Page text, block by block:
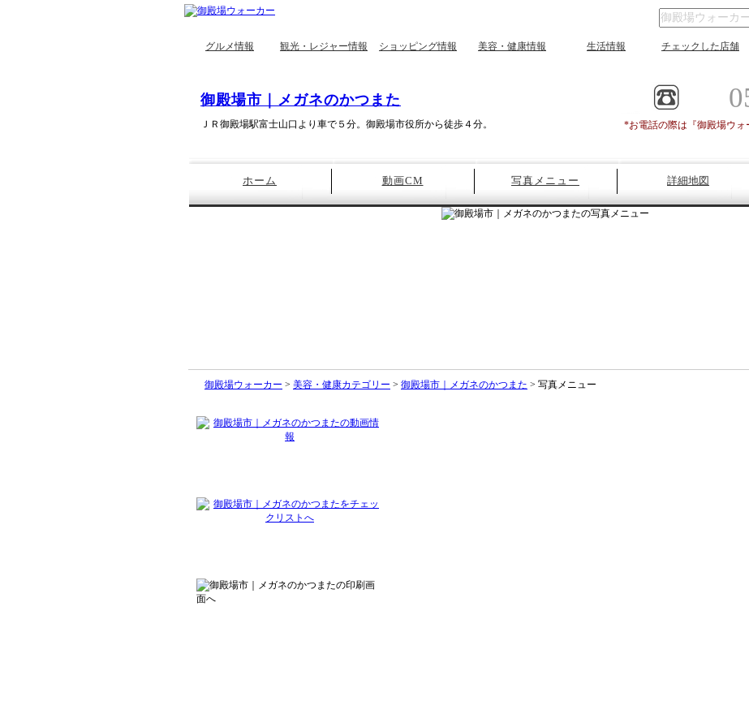
グルメ情報 観光・レジャー情報 ショッピング情報 美容・健康情報 生活情報 チェックした店舗
御殿場市｜メガネのかつまた
ＪＲ御殿場駅富士山口より車で５分。御殿場市役所から徒歩４分。 *お電話の際は『御殿場ウォ
ホーム 動画CM 写真メニュー 詳細地図
御殿場ウォーカー > 美容・健康カテゴリー > 御殿場市｜メガネのかつまた > 写真メニュー